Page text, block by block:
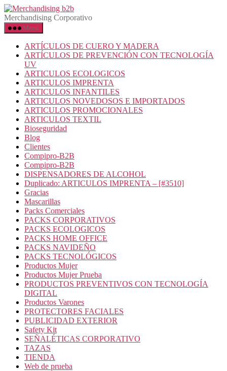
Saltar
al
contenido
Merchandising
b2b
Merchandising Corporativo
Menú
ARTÍCULOS DE CUERO Y MADERA
ARTÍCULOS DE PREVENCIÓN CON TECNOLOGÍA
UV
ARTICULOS ECOLOGICOS
ARTICULOS IMPRENTA
ARTICULOS INFANTILES
ARTICULOS NOVEDOSOS E IMPORTADOS
ARTICULOS PROMOCIONALES
ARTICULOS TEXTIL
Bioseguridad
Blog
Clientes
Compipro-B2B
Compipro-B2B
DISPENSADORES DE ALCOHOL
Duplicado: ARTICULOS IMPRENTA – [#3510]
Gracias
Mascarillas
Packs Comerciales
PACKS CORPORATIVOS
PACKS ECOLOGICOS
PACKS HOME OFFICE
PACKS NAVIDEÑO
PACKS TECNOLÓGICOS
Productos Mujer
Productos Mujer Prueba
PRODUCTOS PREVENTIVOS CON TECNOLOGÍA
DIGITAL
Productos Varones
PROTECTORES FACIALES
PUBLICIDAD EXTERIOR
Safety Kit
SEÑALÉTICAS CORPORATIVO
TAZAS
TIENDA
Web de prueba